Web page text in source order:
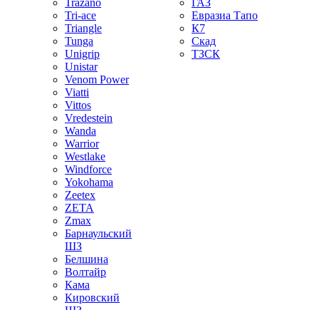
Trazano
Tri-ace
Triangle
Tunga
Unigrip
Unistar
Venom Power
Viatti
Vittos
Vredestein
Wanda
Warrior
Westlake
Windforce
Yokohama
Zeetex
ZETA
Zmax
Барнаульский
ШЗ
Белшина
Волтайр
Кама
Кировский
ГАЗ
Евразиа Тапо
К7
Скад
ТЗСК